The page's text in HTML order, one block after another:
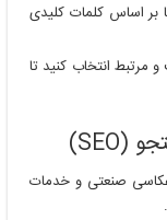
اساس کلمات کلیدی
انتخاب کنید تا
عکاسی صنعتی و خدمات